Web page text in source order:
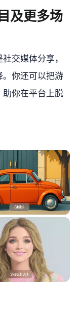
及更多场
交媒体分享，
。你还可以把游
助你在平台上脱